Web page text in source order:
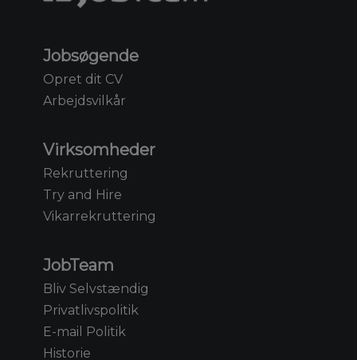
Jobsøgende
Opret dit CV
Arbejdsvilkår
Virksomheder
Rekruttering
Try and Hire
Vikarrekruttering
JobTeam
Bliv Selvstændig
Privatlivspolitik
E-mail Politik
Historie